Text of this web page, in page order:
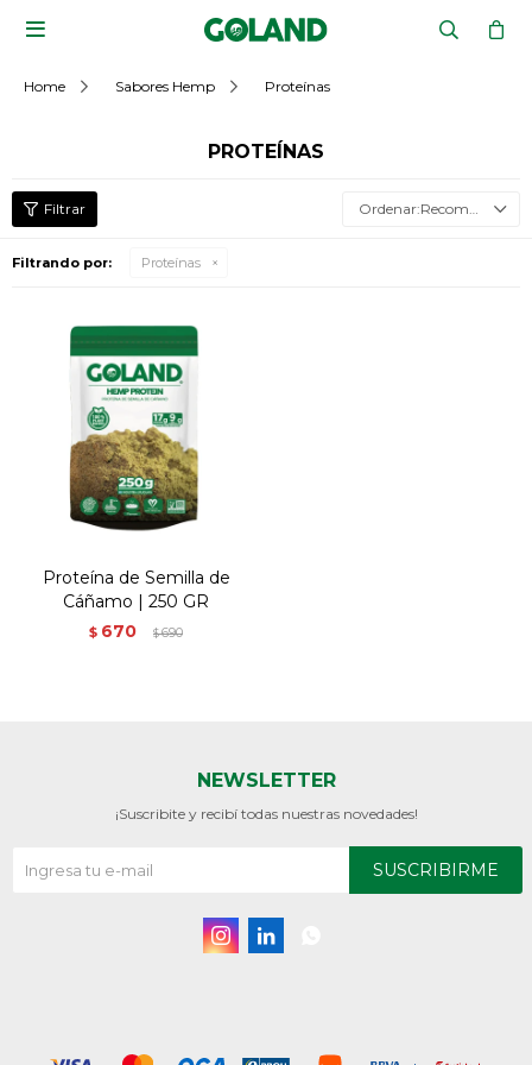

Home Sabores Hemp Proteínas
PROTEÍNAS
Recomendados
Filtrando por: Proteínas
Proteína de Semilla de
Cáñamo | 250 GR
$ 670 $690
NEWSLETTER
¡Suscribite y recibí todas nuestras novedades!
SUSCRIBIRME
 